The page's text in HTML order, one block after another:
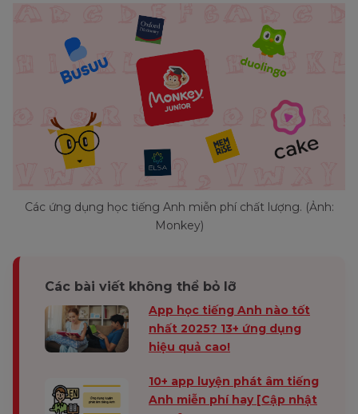
Các ứng dụng học tiếng Anh miễn phí chất lượng. (Ảnh:
Monkey)
Các bài viết không thể bỏ lỡ
App học tiếng Anh nào tốt
nhất 2025? 13+ ứng dụng
hiệu quả cao!
10+ app luyện phát âm tiếng
Anh miễn phí hay [Cập nhật